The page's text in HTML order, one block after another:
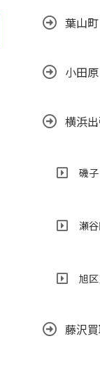
葉山
小田
横浜
磯
瀬
旭
藤沢